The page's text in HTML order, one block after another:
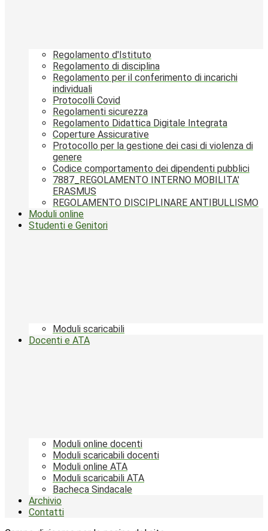
Regolamento d'Istituto
Regolamento di disciplina
Regolamento per il conferimento di incarichi
individuali
Protocolli Covid
Regolamenti sicurezza
Regolamento Didattica Digitale Integrata
Coperture Assicurative
Protocollo per la gestione dei casi di violenza di
genere
Codice comportamento dei dipendenti pubblici
7887_REGOLAMENTO INTERNO MOBILITA'
ERASMUS
REGOLAMENTO DISCIPLINARE ANTIBULLISMO
Moduli online
Studenti e Genitori
Moduli scaricabili
Docenti e ATA
Moduli online docenti
Moduli scaricabili docenti
Moduli online ATA
Moduli scaricabili ATA
Bacheca Sindacale
Archivio
Contatti